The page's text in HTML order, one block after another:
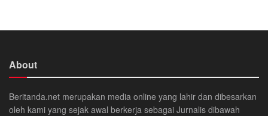
About
Beritanda.net merupakan media online yang lahir dan dibesarkan
oleh kami yang sejak awal berkerja sebagai Jurnalis dibawah